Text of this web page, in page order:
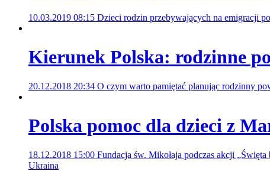
10.03.2019 08:15 Dzieci rodzin przebywających na emigracji
Kierunek Polska: rodzinne
20.12.2018 20:34 O czym warto pamiętać planując rodzinny
Polska pomoc dla dzieci z
18.12.2018 15:00 Fundacja św. Mikołaja podczas akcji
Ukraina